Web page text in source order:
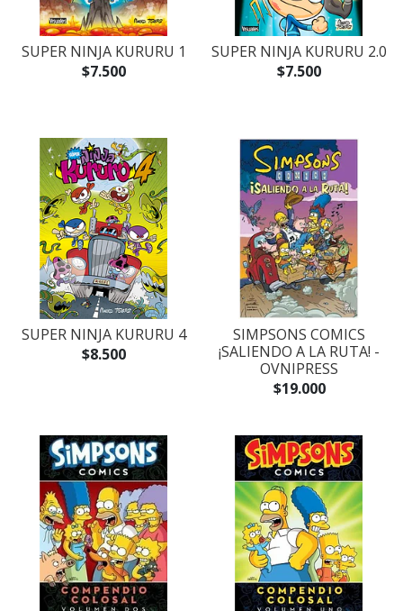
SUPER NINJA KURURU 1
$7.500
SUPER NINJA KURURU 2.0
$7.500
SUPER NINJA KURURU 4
$8.500
SIMPSONS COMICS
¡SALIENDO A LA RUTA! -
OVNIPRESS
$19.000